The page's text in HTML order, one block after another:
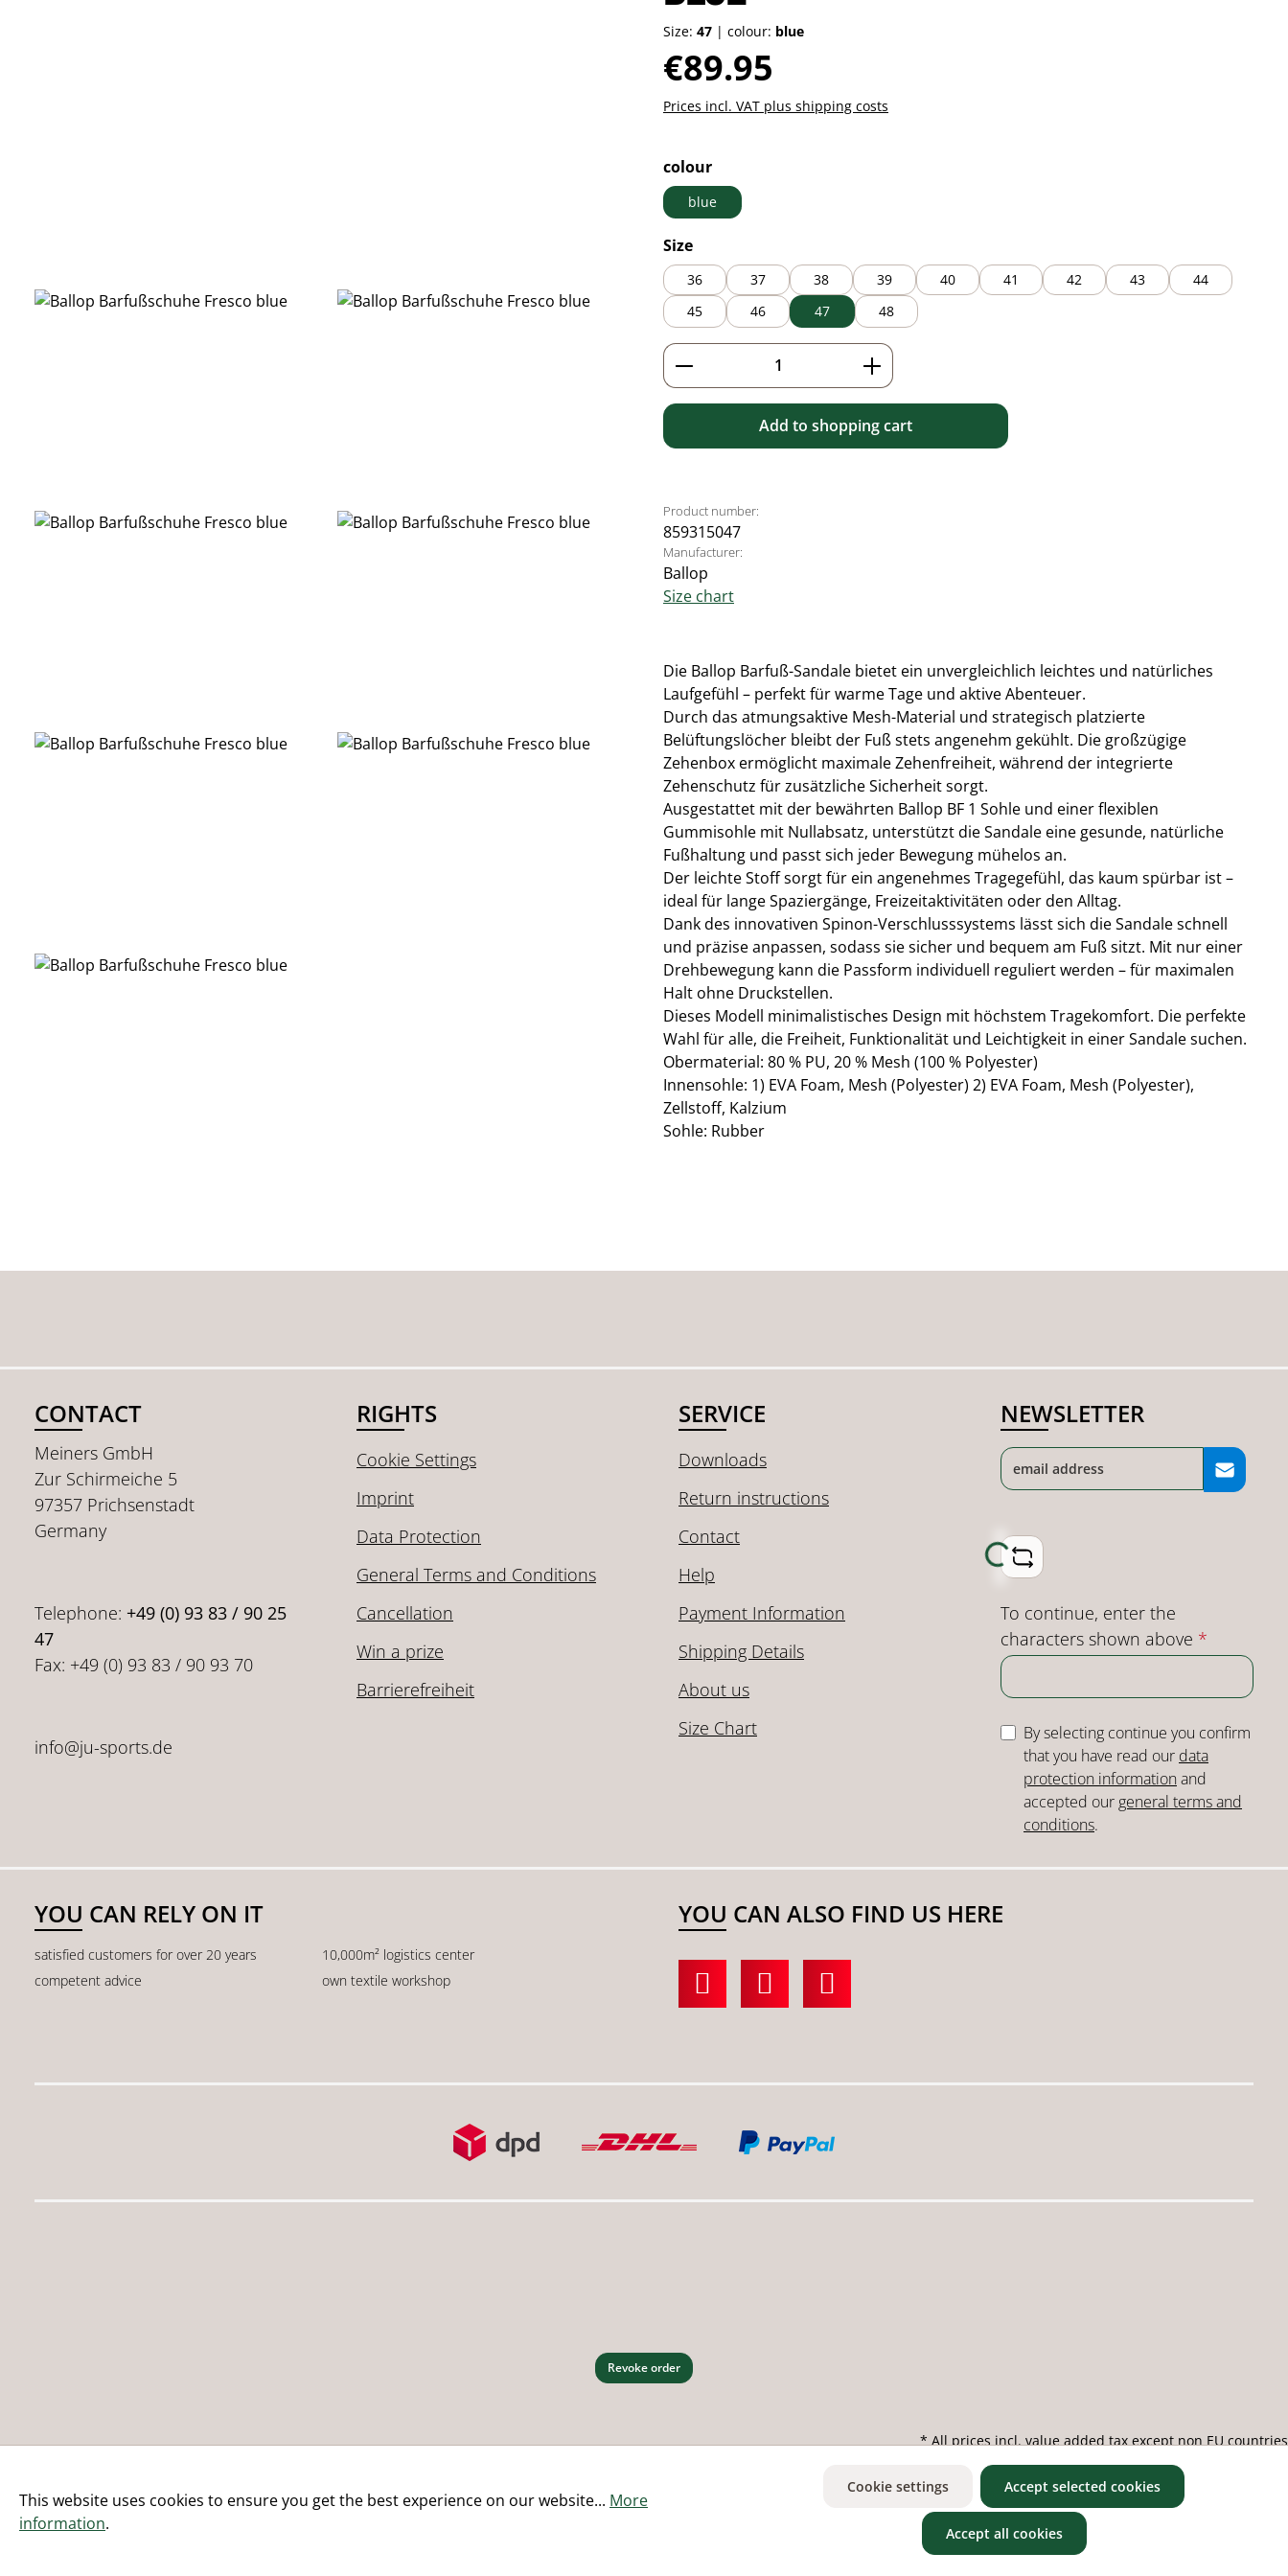
Size: 47 | colour: blue
Regular price:
€89.95
Prices incl. VAT plus shipping costs
Select
colour
blue
Select
Size
36 37 38 39 40 41 42 43
44
45
46 47 48
Product Quantity: Enter the desired amount or use the
Add to shopping cart
Product number:
859315047
Manufacturer:
Ballop
Size chart
Die Ballop Barfuß-Sandale bietet ein unvergleichlich leichtes und natürliches
Laufgefühl – perfekt für warme Tage und aktive Abenteuer.
Durch das atmungsaktive Mesh-Material und strategisch platzierte
Belüftungslöcher bleibt der Fuß stets angenehm gekühlt. Die großzügige
Zehenbox ermöglicht maximale Zehenfreiheit, während der integrierte
Zehenschutz für zusätzliche Sicherheit sorgt.
Ausgestattet mit der bewährten Ballop BF 1 Sohle und einer flexiblen
Gummisohle mit Nullabsatz, unterstützt die Sandale eine gesunde, natürliche
Fußhaltung und passt sich jeder Bewegung mühelos an.
Der leichte Stoff sorgt für ein angenehmes Tragegefühl, das kaum spürbar ist –
ideal für lange Spaziergänge, Freizeitaktivitäten oder den Alltag.
Dank des innovativen Spinon-Verschlusssystems lässt sich die Sandale schnell
und präzise anpassen, sodass sie sicher und bequem am Fuß sitzt. Mit nur einer
Drehbewegung kann die Passform individuell reguliert werden – für maximalen
Halt ohne Druckstellen.
Dieses Modell minimalistisches Design mit höchstem Tragekomfort. Die perfekte
Wahl für alle, die Freiheit, Funktionalität und Leichtigkeit in einer Sandale suchen.
Obermaterial: 80 % PU, 20 % Mesh (100 % Polyester)
Innensohle: 1) EVA Foam, Mesh (Polyester) 2) EVA Foam, Mesh (Polyester),
Zellstoff, Kalzium
Sohle: Rubber
CONTACT
Meiners GmbH
Zur Schirmeiche 5
97357 Prichsenstadt
Germany
Telephone: +49 (0) 93 83 / 90 25
47
Fax: +49 (0) 93 83 / 90 93 70
info@ju-sports.de
RIGHTS
Cookie Settings
Imprint
Data Protection
General Terms and Conditions
Cancellation
Win a prize
Barrierefreiheit
SERVICE
Downloads
Return instructions
Contact
Help
Payment Information
Shipping Details
About us
Size Chart
NEWSLETTER
Loading...
To continue, enter the
characters shown above *
By selecting continue you confirm
that you have read our data
protection informationand
accepted our general terms and
conditions.
YOU CAN RELY ON IT
satisfied customers for over 20 years
10,000m² logistics center
competent advice
own textile workshop
YOU CAN ALSO FIND US HERE
Revoke order
* All prices incl. value added tax except non EU countries
This website uses cookies to ensure you get the best experience on our website... More
information.
Cookie settings Accept selected cookies
Accept all cookies